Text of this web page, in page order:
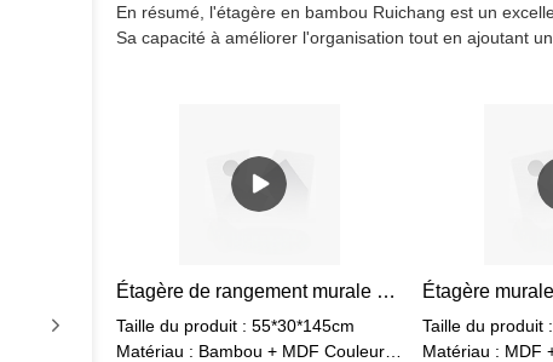
En résumé, l'étagère en bambou Ruichang est un
Sa capacité à améliorer l'organisation tout en ajoutant
Étagère de rangement murale en bambou et MDF
Taille du produit : 55*30*145cm
Matériau : Bambou + MDF Couleur :
Étagère
Taille du produit
Matériau : MDF